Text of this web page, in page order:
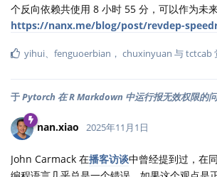
个反向依赖共使用 8 小时 55 分，可以作为未
https://nanx.me/blog/post/revdep-
yihui fenguoerbian ， chuxinyuan 与tctcab
于Pytorch 在 R Markdown 中运行报无效权限的
nan.xiao 2025年11月1日
John Carmack 在播客访谈中曾经提到过，在